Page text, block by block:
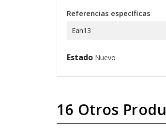
Referencias específicas
Ean13
Estado Nuevo
16 Otros